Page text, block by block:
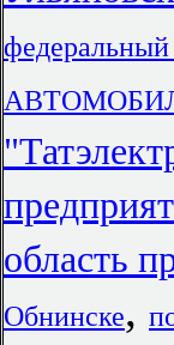
федеральный
область
Обнинске,